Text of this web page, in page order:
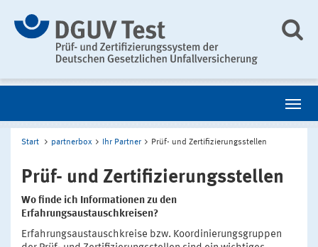
Start partnerbox Ihr Partner Prüf- und Zertifizierungsstellen
Prüf- und Zertifizierungsstellen
Wo finde ich Informationen zu den
Erfahrungsaustauschkreisen?
Erfahrungsaustauschkreise bzw. Koordinierungsgruppen